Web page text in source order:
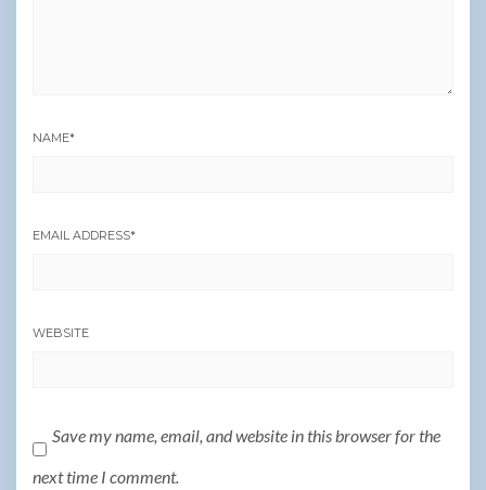
NAME*
EMAIL ADDRESS*
WEBSITE
Save my name, email, and website in this browser for the
next time I comment.